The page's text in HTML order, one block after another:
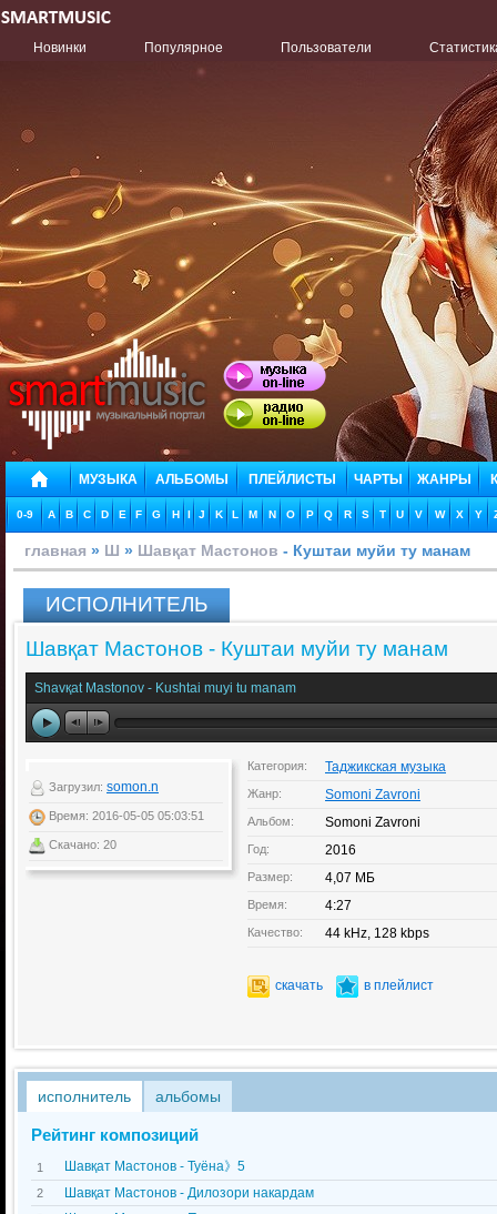
Новинки Популярное Пользователи
МУЗЫКА АЛЬБОМЫ ПЛЕЙЛИСТЫ ЧАРТЫ ЖАНРЫ
0-9 A B C D E F G H I J K L M N O P Q R S T U V W X Y
главная » Ш » Шавқат Мастонов - Куштаи муйи ту манам
ИСПОЛНИТЕЛЬ
Шавқат Мастонов - Куштаи муйи ту манам
Shavқat Mastonov - Kushtai muyi tu manam
Загрузил: somon.n
Время: 2016-05-05 05:03:51
Скачано: 20
Категория: Таджикская музыка
Жанр: Somoni Zavroni
Альбом: Somoni Zavroni
Год: 2016
Размер: 4,07 МБ
Время: 4:27
Качество: 44 kHz, 128 kbps
скачать в плейлист
исполнитель альбомы
Рейтинг композиций
1 Шавқат Мастонов - Туёна》5
2 Шавқат Мастонов - Дилозори накардам